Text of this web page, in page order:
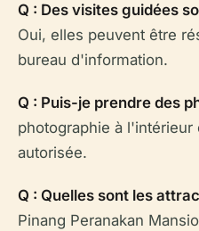
Q : Des visites guidées
Oui, elles peuvent être
bureau d'information.
Q : Puis-je prendre des
photographie à
autorisée.
Q : Quelles sont les
Pinang Peranakan